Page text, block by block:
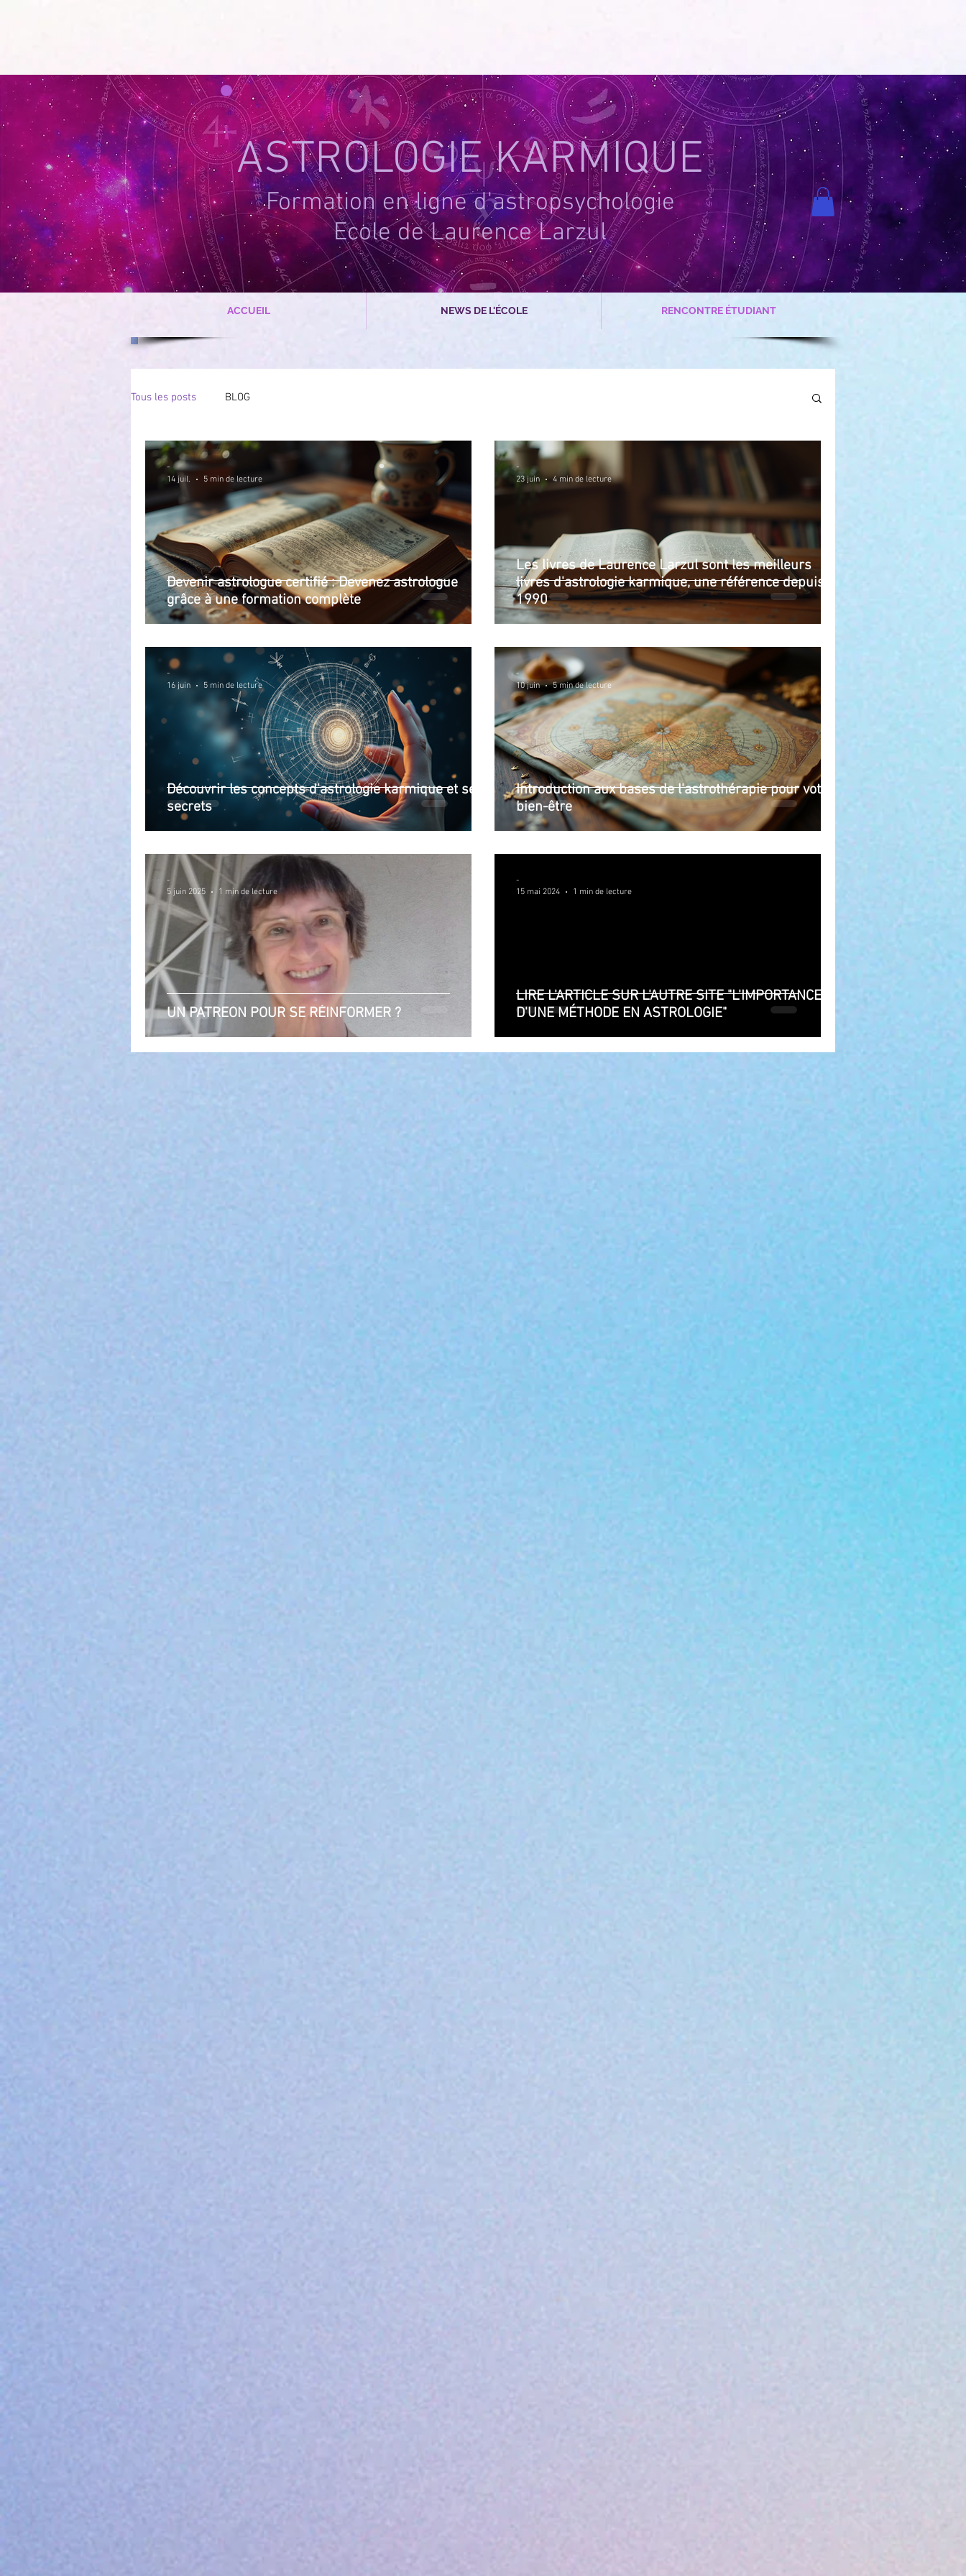
ASTROLOGIE KARMIQUE
Formation en ligne d'astropsychologie
Ecole de Laurence Larzul
ACCUEIL NEWS DE L'ÉCOLE RENCONTRE ÉTUDIANT
Tous les posts BLOG
Devenir astrologue certifié : Devenez astrologue
grâce à une formation complète
-
14 juil.
5 min de lecture
Les livres de Laurence Larzul sont les meilleurs
livres d'astrologie karmique, une référence depuis
1990
-
23 juin
4 min de lecture
Découvrir les concepts d'astrologie karmique et ses
secrets
-
16 juin
5 min de lecture
Introduction aux bases de l'astrothérapie pour votre
bien-être
-
10 juin
5 min de lecture
UN PATREON POUR SE RÉINFORMER ?
-
5 juin 2025
1 min de lecture
LIRE L'ARTICLE SUR L'AUTRE SITE "L'IMPORTANCE
D'UNE MÉTHODE EN ASTROLOGIE"
-
15 mai 2024
1 min de lecture